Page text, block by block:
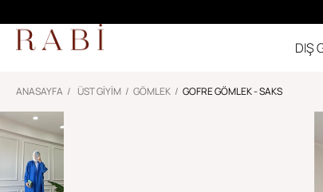
DIŞ
ANASAYFA ÜST GİYİM GÖMLEK GOFRE GÖMLEK - SAKS